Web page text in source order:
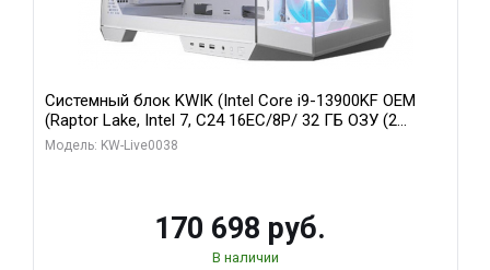
Системный блок KWIK (Intel Core i9-13900KF OEM
(Raptor Lake, Intel 7, C24 16EC/8P/ 32 ГБ ОЗУ (2
модуля)/ Gigabyte RX9070XT GAMING OC 16GB GDDR6
Модель: KW-Live0038
170 698 руб.
В наличии